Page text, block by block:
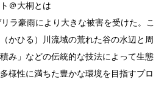
＠大桐とは
ラ豪雨により大きな被害を受けた。こ
かひる）川流域の荒れた谷の水辺と周
み」などの伝統的な技法によって生態
様性に満ちた豊かな環境を目指すプロ